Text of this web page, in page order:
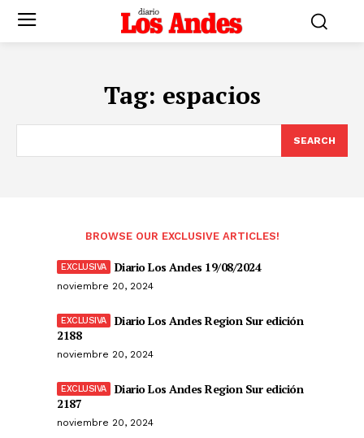
Tag: espacios
SEARCH
BROWSE OUR EXCLUSIVE ARTICLES!
Diario Los Andes 19/08/2024
noviembre 20, 2024
Diario Los Andes Region Sur edición
2188
noviembre 20, 2024
Diario Los Andes Region Sur edición
2187
noviembre 20, 2024